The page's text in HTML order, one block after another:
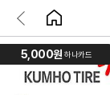
5,000원 하나카드